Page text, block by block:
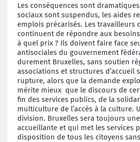
Les conséquences sont
sociaux sont suspendus, les aides
emplois précarisés. Les travailleurs
continuent de répondre aux
à quel prix ? Ils doivent faire face
antisociales du gouvernement
durement Bruxelles, sans soutien
associations et structures d’accueil
rupture, alors que la demande
mérite mieux que le discours de
fin des services publics, de la
multiculture de l’accès à la culture.
division. Bruxelles sera toujours
accueillante et qui met les services
disposition de tous les citoyens